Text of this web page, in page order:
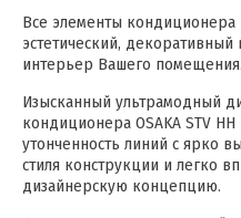
Все элементы
эстетический,
интерьер Вашего помещения.
Изысканный ультрамодный
кондиционера OSAKA STV
утонченность линий с ярко
стиля конструкции и легко
дизайнерскую концепцию.